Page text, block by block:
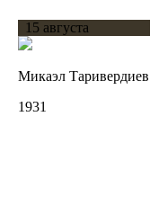
15 августа
Микаэл Таривердиев
1931